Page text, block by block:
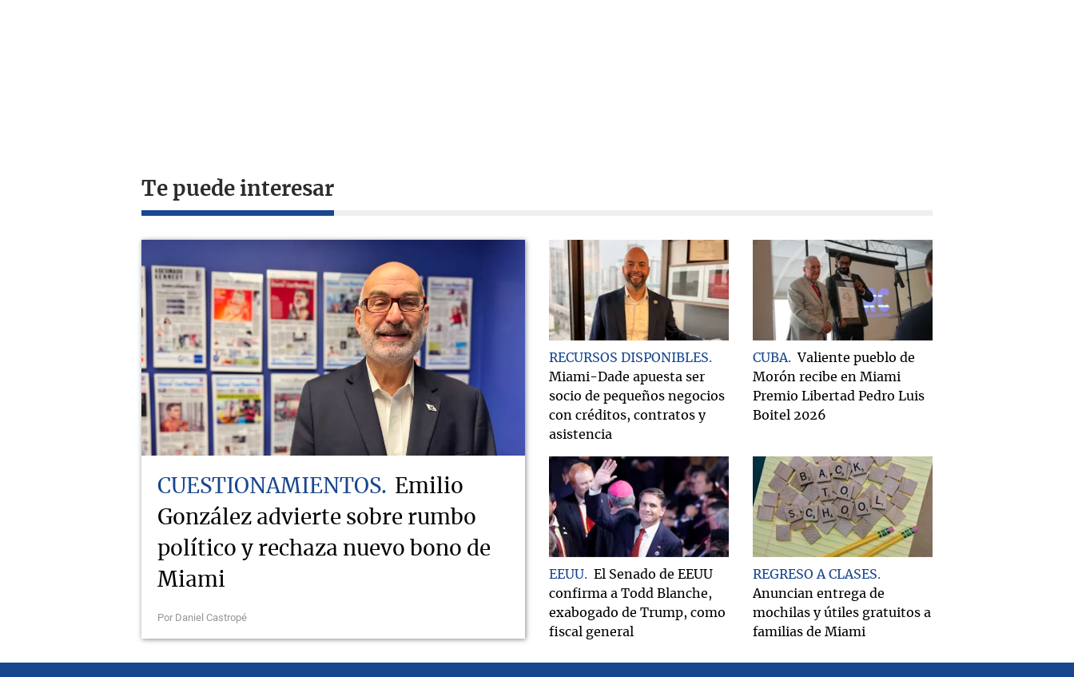
Te puede interesar
CUESTIONAMIENTOS
Emilio
González advierte sobre rumbo
político y rechaza nuevo bono de
Miami
Por Daniel Castropé
RECURSOS DISPONIBLES
Miami-Dade apuesta ser
socio de pequeños negocios
con créditos, contratos y
asistencia
CUBA
Valiente pueblo de
Morón recibe en Miami
Premio Libertad Pedro Luis
Boitel 2026
EEUU
El Senado de EEUU
confirma a Todd Blanche,
exabogado de Trump, como
fiscal general
REGRESO A CLASES
Anuncian entrega de
mochilas y útiles gratuitos a
familias de Miami